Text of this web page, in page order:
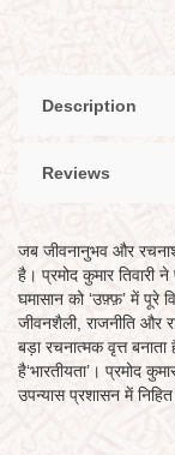
Description
Reviews
जब जीवनानुभव और
है। प्रमोद कुमार
घमासान को ‘उफ़्फ़’ में पूरे
जीवनशैली, राजनीति और
बड़ा रचनात्मक वृत्त
है‘भारतीयता’। प्रमोद
उपन्यास प्रशासन में